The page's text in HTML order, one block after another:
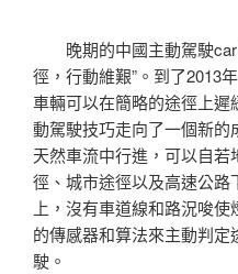
晚期的中國主動駕駛car
徑，行動維艱”。到了2013
車輛可以在簡略的途徑上遲
動駕駛技巧走向了一個新
天然車流中行進，可以自
徑、城市途徑以及高速公
上，沒有車道線和路況唆
的傳感器和算法來主動判
駛。